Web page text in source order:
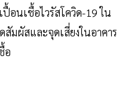
ปื้อนเชื้อไวรัสโควิด-19 ใน
มผัสและจุดเสี่ยงในอาคาร
อ